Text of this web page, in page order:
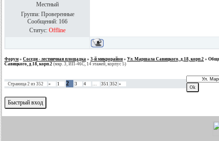
Местный
Группа: Проверенные
Сообщений: 166
Статус: Offline
Форум » Соседи - лестничная площадка » 3-й микрорайон » Ул. Маршала Савицкого, д.18, корп.2 »
Савицкого, д.18, корп.2 (мкр. 3, ИП-46С, 14 этажей, корпус 5)
Страница 2 из 352 « 1 2 3 4 … 351 352 »